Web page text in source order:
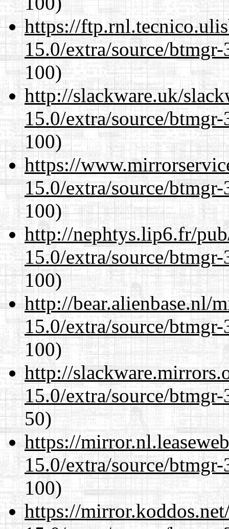
https://
15.0/extra/source/
100)
http://slackware.uk/
15.0/extra/source/
100)
https://
15.0/extra/source/
100)
http://nephtys.lip6.fr/
15.0/extra/source/
100)
http://bear.alienbase.nl/
15.0/extra/source/
100)
http://
15.0/extra/source/
50)
https://
15.0/extra/source/
100)
https://